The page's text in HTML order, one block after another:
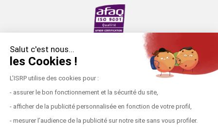
Salut c'est nous...
les Cookies !
L’ISRP utilise des cookies pour :
- assurer le bon fonctionnement et la sécurité du site,
- afficher de la publicité personnalisée en fonction de votre profil,
- mesurer l’audience de la publicité sur notre site sans vous profiler.
Établissement d’enseignement supérieur privé (loi
du 12 juillet 1875).
Formation placée sous la double tutelle du
ministère de l’Enseignement supérieur, de la
Solidarités et de la Santé.